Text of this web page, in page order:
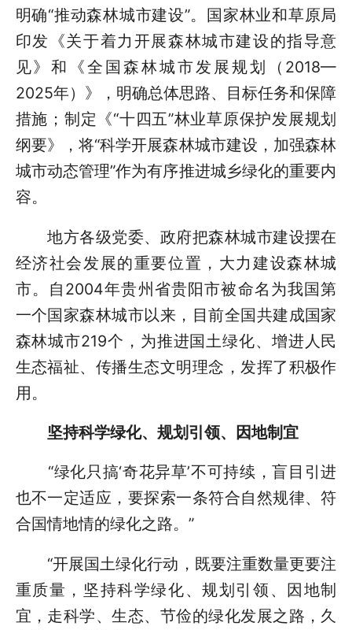
明确“推动森林城市建设”。国家林业和草原局
印发《关于着力开展森林城市建设的指导意
见》和《全国森林城市发展规划（2018—
2025年）》，明确总体思路、目标任务和保障
措施；制定《“十四五”林业草原保护发展规划
纲要》，将“科学开展森林城市建设，加强森林
城市动态管理”作为有序推进城乡绿化的重要内
容。
地方各级党委、政府把森林城市建设摆在
经济社会发展的重要位置，大力建设森林城
市。自2004年贵州省贵阳市被命名为我国第
一个国家森林城市以来，目前全国共建成国家
森林城市219个，为推进国土绿化、增进人民
生态福祉、传播生态文明理念，发挥了积极作
用。
坚持科学绿化、规划引领、因地制宜
“绿化只搞‘奇花异草’不可持续，盲目引进
也不一定适应，要探索一条符合自然规律、符
合国情地情的绿化之路。”
“开展国土绿化行动，既要注重数量更要注
重质量，坚持科学绿化、规划引领、因地制
宜，走科学、生态、节俭的绿化发展之路，久